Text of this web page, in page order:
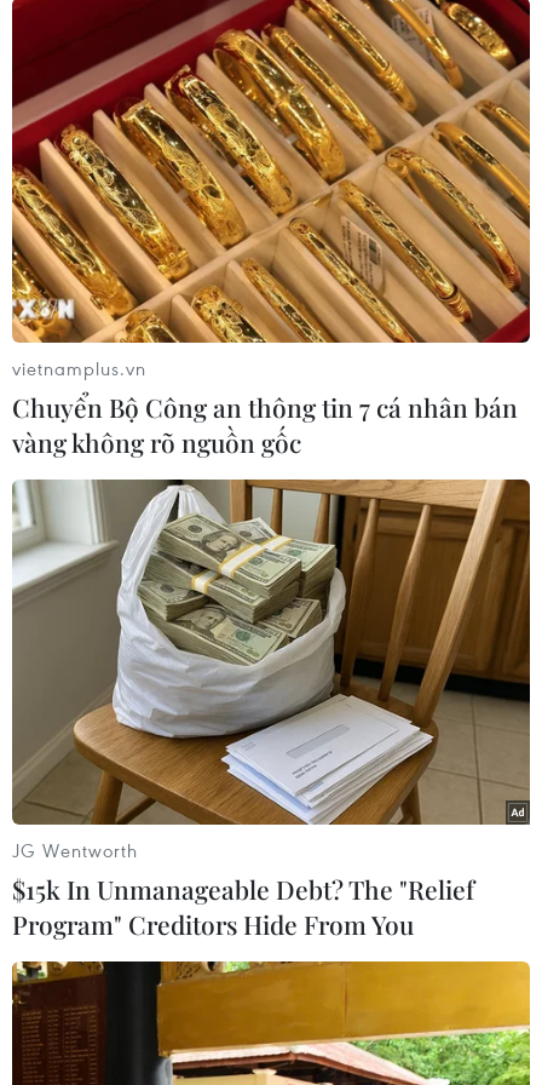
Còn vaccine của hãng Sinopharm có tỷ lệ phản
ứng phụ thấp hơn, với 35 trường hợp (0,05%) có
phản ứng phụ, trong đó có 4 trường hợp nghiêm
trọng (0,005%) trong tổng số 75.440 liều được
tiêm./.
(TTXVN/Vietnam+)
#Tình hình dịch bệnh
#COVID-19
#Tiêm vaccine ở Singapore
#Ca mắc ở Singapore
Singapore
Theo dõi VietnamPlus
TIN LIÊN QUAN
vietnamplus.vn
Chuyển Bộ Công an thông tin 7 cá nhân bán
vàng không rõ nguồn gốc
JG Wentworth
$15k In Unmanageable Debt? The "Relief
Program" Creditors Hide From You